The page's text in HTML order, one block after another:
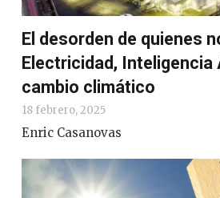
El desorden de quienes
Electricidad,
cambio climático
18 febrero, 2025
Enric Casanovas